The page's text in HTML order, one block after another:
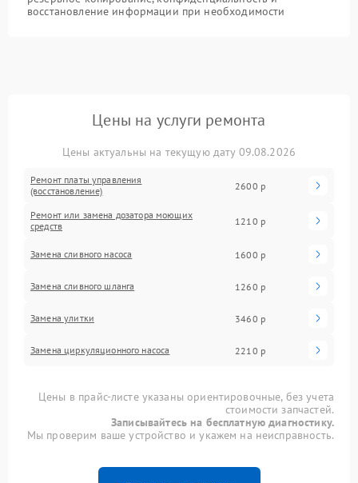
восстановление информации при необходимости
Цены на услуги ремонта
Цены актуальны на текущую дату 09.08.2026
Ремонт платы управления
(восстановление)
2600 р
Ремонт или замена дозатора моющих
средств
1210 р
Замена сливного насоса 1600 р
Замена сливного шланга 1260 р
Замена улитки 3460 р
Замена циркуляционного насоса 2210 р
Цены в прайс-листе указаны ориентировочные, без учета
стоимости запчастей.
Записывайтесь на бесплатную диагностику.
Мы проверим ваше устройство и укажем на неисправность.